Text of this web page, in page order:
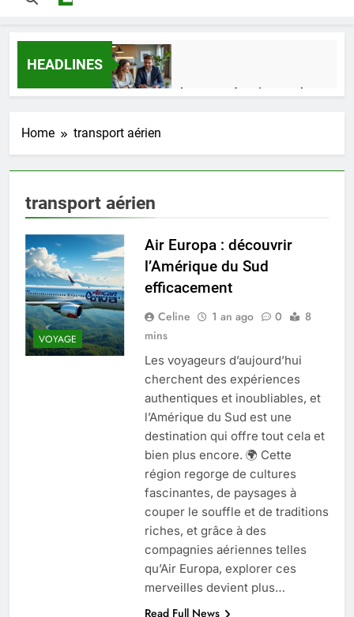
HEADLINES
Guide complet pour réussir un achat
1 Semaine Ago
impact dans le domaine médical
4 Mois Ago
Quel est le salaire de Myriam Seurat en
2025 ?
4 Mois Ago
Okrami : comprendre ses
fonctionnalités clés et avantages
4 Mois Ago
Découvrez notre test d’orientation
gratuit spécialement conçu pour
collégiens et lycéens
4 Mois Ago
Liste complète des marques
rezoactif.com à connaître en 2025
4 Mois Ago
Home transport aérien
transport aérien
VOYAGE
Air Europa : découvrir
l’Amérique du Sud
efficacement
Celine 1 an ago 0
8
mins
Les voyageurs d’aujourd’hui
cherchent des expériences
authentiques et inoubliables, et
l’Amérique du Sud est une
destination qui offre tout cela et
bien plus encore. 🌍 Cette
région regorge de cultures
fascinantes, de paysages à
couper le souffle et de traditions
riches, et grâce à des
compagnies aériennes telles
qu’Air Europa, explorer ces
merveilles devient plus…
Read Full News